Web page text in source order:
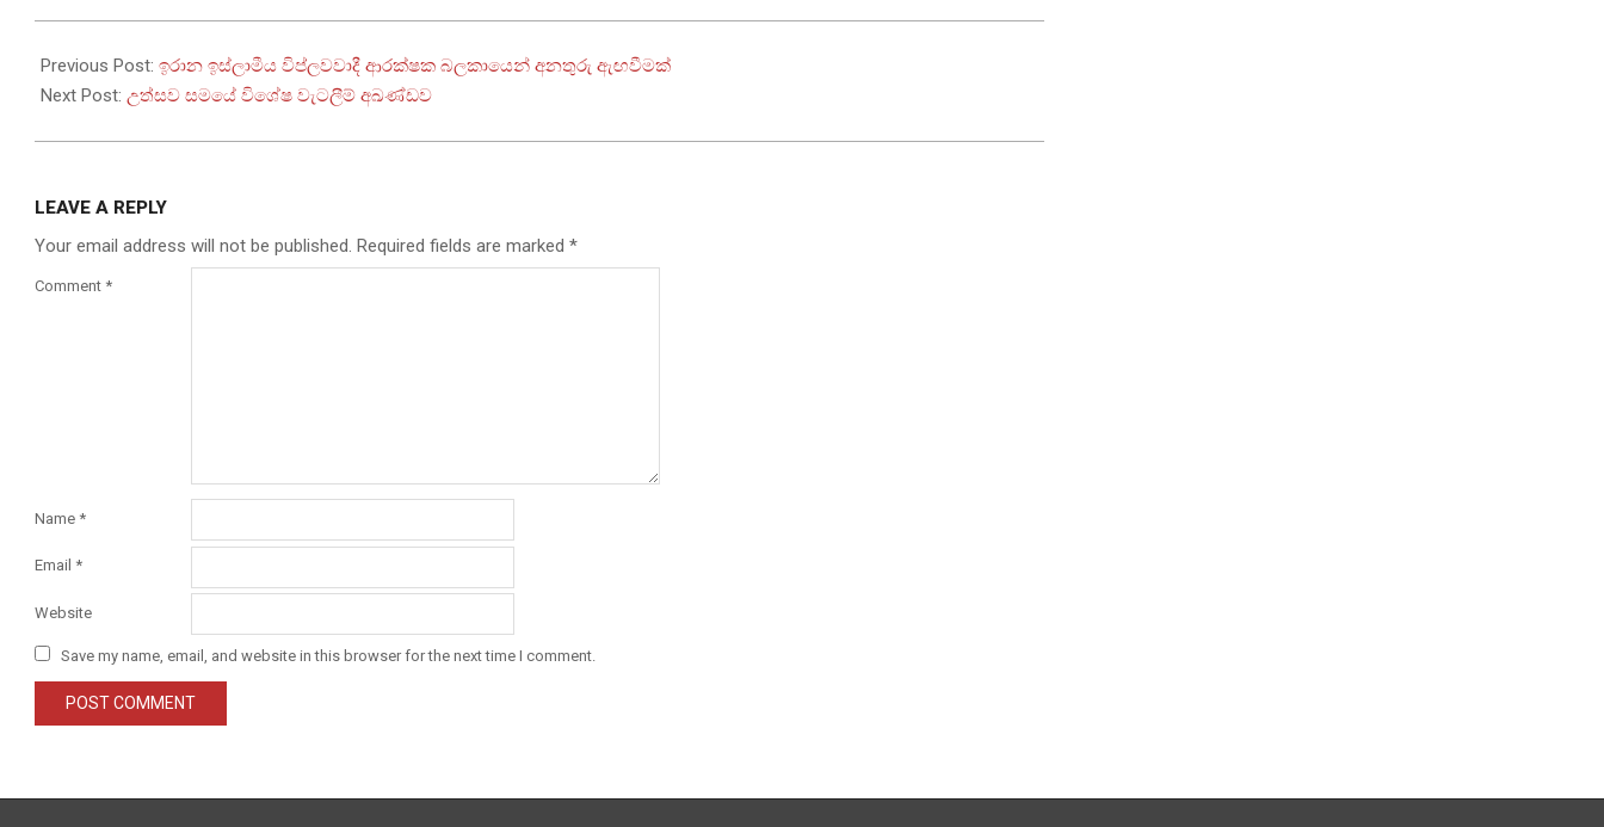
04-
13
Previous Post: ඉරාන ඉස්ලාමීය විප්ලවවාදී ආරක්ෂක බලකායෙන් අනතුරු ඇඟවීමක්
Next Post: උත්සව සමයේ විශේෂ වැටලීම් අඛණ්ඩව
LEAVE A REPLY
Your email address will not be published. Required fields are marked *
Comment *
Name *
Email *
Website
Save my name, email, and website in this browser for the next time I comment.